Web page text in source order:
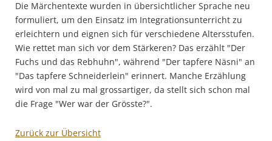
Die Märchentexte wurden in übersichtlicher Sprache neu
formuliert, um den Einsatz im Integrationsunterricht zu
erleichtern und eignen sich für verschiedene Altersstufen.
Wie rettet man sich vor dem Stärkeren? Das erzählt "Der
Fuchs und das Rebhuhn", während "Der tapfere Näsni" an
"Das tapfere Schneiderlein" erinnert. Manche Erzählung
wird von mal zu mal grossartiger, da stellt sich schon mal
die Frage "Wer war der Grösste?".
Zurück zur Übersicht